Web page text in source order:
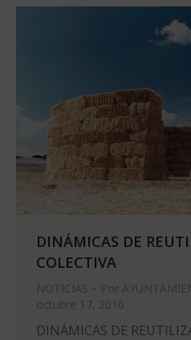
DINÁMICAS DE
COLECTIVA
NOTICIAS Por
octubre 17, 2016
DINÁMICAS DE